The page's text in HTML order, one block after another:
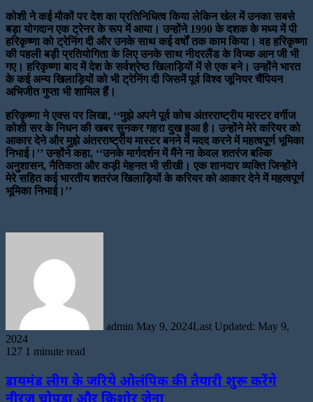
कोशी ने कई मौकों पर देश का प्रतिनिधित्व किया लेकिन खेल में उनका सबसे
बड़ा योगदान एक ट्रेनर के रूप में आया। उन्होंने 1990 के दशक के मध्य में पी
हरिकृष्णा को ट्रेनिंग दी और उनके साथ कई वर्षों तक काम किया। वह हरिकृष्णा
की पहली बड़ी प्रतियोगिता के लिए उनके साथ नीदरलैंड के विज्क आन जी भी
गए। हरिकृष्णा बाद में देश के सर्वश्रेष्ठ खिलाड़ियों में से एक बने। उन्होंने भारत
के कई अन्य खिलाड़ियों को भी ट्रेनिंग दी जिसमें पूर्व विश्व जूनियर चैंपियन
अभिजीत गुप्ता भी शामिल हैं।
हरिकृष्णा ने एक्स पर लिखा, ‘‘मुझे अपने पूर्व कोच अंतरराष्ट्रीय मास्टर वर्गीज
कोशी सर के निधन की खबर सुनकर गहरा दुख हुआ है। उन्होंने मेरे करियर को
आकार देने और मुझे अंतरराष्ट्रीय मास्टर बनने में मदद करने में महत्वपूर्ण भूमिका
निभाई।’’ उन्होंने कहा, ‘‘उनके मार्गदर्शन में मैंने ना केवल शतरंज बल्कि
अनुशासन, नैतिकता और कड़ी मेहनत भी सीखी। एक शानदार व्यक्ति जिन्होंने
मेरे सहित कई भारतीय शतरंज खिलाड़ियों के करियर को आकार देने में महत्वपूर्ण
भूमिका निभाई।’’
admin May 9, 2024Last Updated: May 9,
2024
127 1 minute read
डायमंड लीग के जरिये ओलंपिक की तैयारी शुरू करेंगे
नीरज चोपड़ा और किशोर जेना